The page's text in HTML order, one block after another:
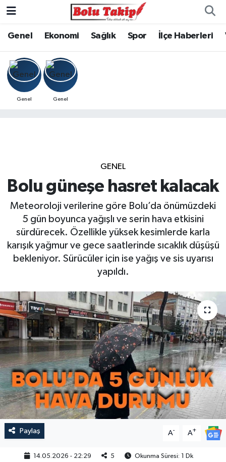
Genel Ekonomi Sağlık Spor İlçe Haberleri
Genel Genel
GENEL
Bolu güneşe hasret kalacak
Meteoroloji verilerine göre Bolu’da önümüzdeki
5 gün boyunca yağışlı ve serin hava etkisini
sürdürecek. Özellikle yüksek kesimlerde karla
karışık yağmur ve gece saatlerinde sıcaklık düşüşü
bekleniyor. Sürücüler için ise yağış ve sis uyarısı
yapıldı.
Paylaş A- A+
14.05.2026 - 22:29 5 Okunma Süresi: 1 Dk